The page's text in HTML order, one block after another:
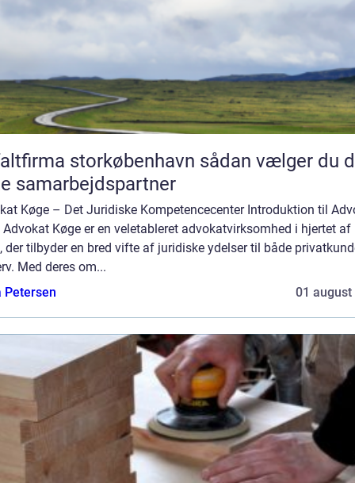
storkøbenhavn sådan vælger du den
samarbejdspartner
Køge – Det Juridiske Kompetencecenter Introduktion til
Advokat Køge er en veletableret advokatvirksomhed i hjertet af
der tilbyder en bred vifte af juridiske ydelser til både
Med deres om...
Petersen
01 august